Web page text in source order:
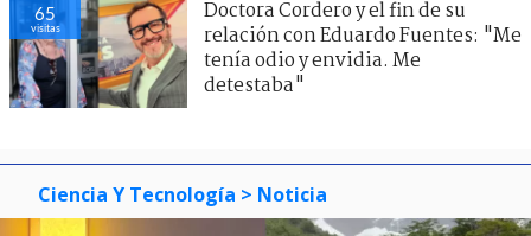
65
visitas
Doctora Cordero y el fin de su
relación con Eduardo Fuentes: "Me
tenía odio y envidia. Me
detestaba"
Ciencia Y Tecnología > Noticia